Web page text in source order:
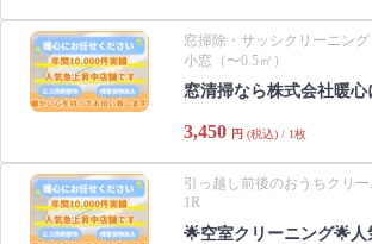
窓掃除・サッシクリーニング
小窓（〜0.5㎡）
窓清掃なら株式会社暖心
3,450 円 (税込) / 1枚
引っ越し前後のおうちクリ
1R
🌟空室クリーニング🌟